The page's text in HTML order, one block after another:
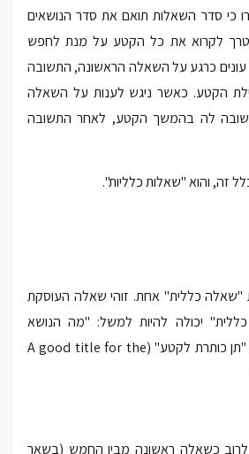
כי סדר השאלות תואם את סדר הנושאים
לקרוא את כל הקטע על מנת לחפש
כרגע על השאלה הראשונה, התשובה
הקטע. כאשר ניגש לענות על השאלה
לה בהמשך הקטע, לאחר התשובה
זה, והוא "שאלות כלליות".
"שאלה כללית" אחת. זוהי שאלה העוסקת
יכולה להיות למשל: "מה הנושא
כותרת לקטע" (A good title for the
כשאלה ראשונה מבין החמש (בשאר